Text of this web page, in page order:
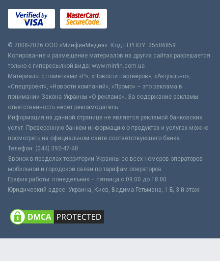
© 2008-2026 ООО «МинфинМедиа». Код ЕГРПОУ: 35506859
Копирование и размещение материалов на других сайтах разрешается
только с гиперссылкой вида: www.minfin.com.ua
Материалы с пометками «Р», «Новости партнёров», «Актуально»,
«Спецпроект», «Новости компаний», «Промо» – это реклама в
понимании Закона Украины «О рекламе». За содержание рекламы
ответственность несёт рекламодатель.
Информация на данной странице не является рекламой банковских
услуг. Проверенную банком информацию о продуктах и услугах можно
посмотреть на официальном сайте соответствующего банка.
Телефон: (044) 392-47-40
Звонок в пределах территории Украины со всех номеров операторов
мобильной и городской связи по тарифам операторов
График работы: понедельник – пятница с 09:00 до 18:00
Юридический адрес: Украина, Киев, Вадима Гетьмана, 1-Б, 3-й этаж